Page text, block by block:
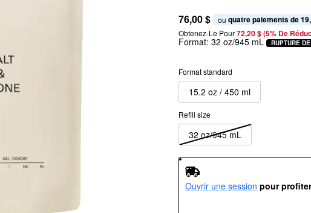
76,00 $ ou quatre paiements de
Obtenez-Le Pour72,20 $ (5% De
Format: 32 oz/945 mL RUPTURE
Format standard
15.2 oz / 450 ml
Refill size
32 oz/945 mL
Ouvrir une session pour